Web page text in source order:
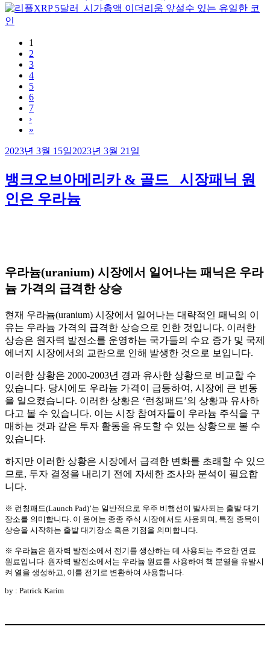
1
2
3
4
5
6
7
›
»
작
일
자
2023년 3월 15일2023년 3월 21일
뱅크오브아메리카 & 골드 _시장패닉 원
인은 우라늄
우라늄(uranium) 시장에서 일어나는 패닉은 우라
늄 가격의 급격한 상승
현재 우라늄(uranium) 시장에서 일어나는 대략적인 패닉의 이
유는 우라늄 가격의 급격한 상승으로 인한 것입니다. 이러한
상승은 원자력 발전소를 운영하는 국가들의 수요 증가 및 국제
에너지 시장에서의 교란으로 인해 발생한 것으로 보입니다.
이러한 상황은 2000-2003년 경과 유사한 상황으로 비교할 수
있습니다. 당시에도 우라늄 가격이 급등하여, 시장에 큰 변동
을 일으켰습니다. 이러한 상황은 ‘런칭패드’의 상황과 유사하
다고 볼 수 있습니다. 이는 시장 참여자들이 우라늄 주식을 구
매하는 것과 같은 투자 활동을 유도할 수 있는 상황으로 볼 수
있습니다.
하지만 이러한 상황은 시장에서 급격한 변화를 초래할 수 있으
므로, 투자 결정을 내리기 전에 자세한 조사와 분석이 필요합
니다.
※ 런칭패드(Launch Pad)’는 일반적으로 우주 비행선이 발사되는 출발 대기
장소를 의미합니다. 이 용어는 종종 주식 시장에서도 사용되며, 특정 종목이
상승을 시작하는 출발 대기장소 혹은 기점을 의미합니다.
※ 우라늄은 원자력 발전소에서 전기를 생산하는 데 사용되는 주요한 연료
원료입니다. 원자력 발전소에서는 우라늄 원료를 사용하여 핵 분열을 유발시
켜 열을 생성하고, 이를 전기로 변환하여 사용합니다.
by : Patrick Karim